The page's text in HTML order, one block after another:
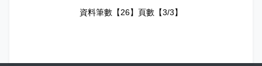
資料筆數【26】頁數【3/3】